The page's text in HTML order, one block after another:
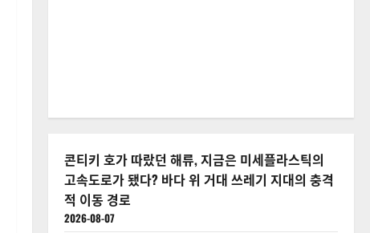
콘티키 호가 따랐던 해류, 지금은 미세플라스틱의
고속도로가 됐다? 바다 위 거대 쓰레기 지대의 충격
적 이동 경로
2026-08-07